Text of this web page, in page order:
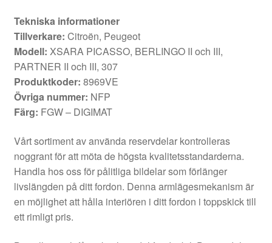
Tekniska informationer
Tillverkare: Citroën, Peugeot
Modell: XSARA PICASSO, BERLINGO II och III,
PARTNER II och III, 307
Produktkoder: 8969VE
Övriga nummer: NFP
Färg: FGW – DIGIMAT
Vårt sortiment av använda reservdelar kontrolleras
noggrant för att möta de högsta kvalitetsstandarderna.
Handla hos oss för pålitliga bildelar som förlänger
livslängden på ditt fordon. Denna armlägesmekanism är
en möjlighet att hålla interiören i ditt fordon i toppskick till
ett rimligt pris.